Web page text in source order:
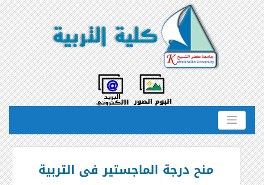
منح درجة الماجستير فى التربية